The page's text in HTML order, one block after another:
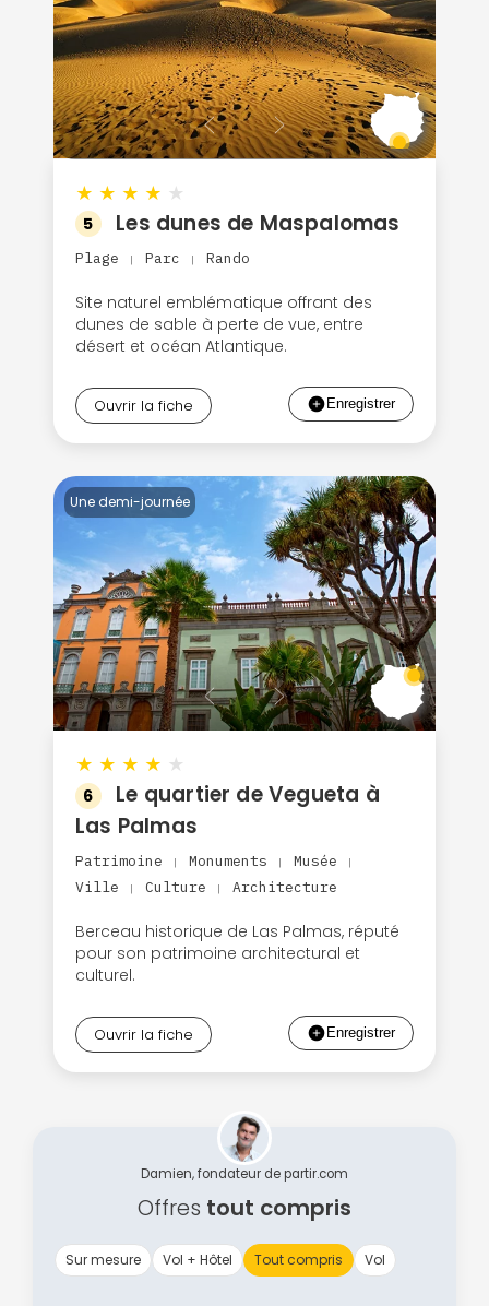
★ ★ ★ ★ ★
5 Les dunes de Maspalomas
Plage | Parc | Rando
Site naturel emblématique offrant des
dunes de sable à perte de vue, entre
désert et océan Atlantique.
Ouvrir la fiche
Une demi-journée
★ ★ ★ ★ ★
6
Le quartier de Vegueta à
Las Palmas
Patrimoine | Monuments | Musée |
Ville | Culture | Architecture
Berceau historique de Las Palmas, réputé
pour son patrimoine architectural et
culturel.
Ouvrir la fiche
Damien, fondateur de partir.com
Offres tout compris
Sur mesure Vol + Hôtel Tout compris Vol